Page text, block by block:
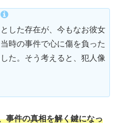
した存在が、今もなお彼女
時の事件で心に傷を負った
た。そう考えると、犯人像
事件の真相を解く鍵になっ